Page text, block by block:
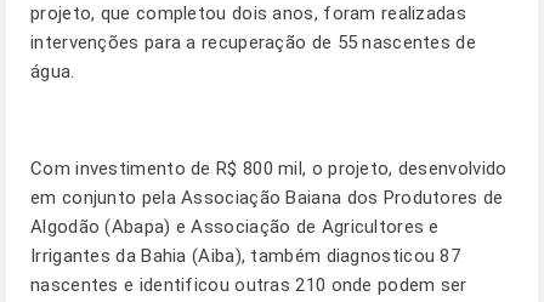
projeto, que completou dois anos, foram realizadas
intervenções para a recuperação de 55 nascentes de
água.
Com investimento de R$ 800 mil, o projeto, desenvolvido
em conjunto pela Associação Baiana dos Produtores de
Algodão (Abapa) e Associação de Agricultores e
Irrigantes da Bahia (Aiba), também diagnosticou 87
nascentes e identificou outras 210 onde podem ser